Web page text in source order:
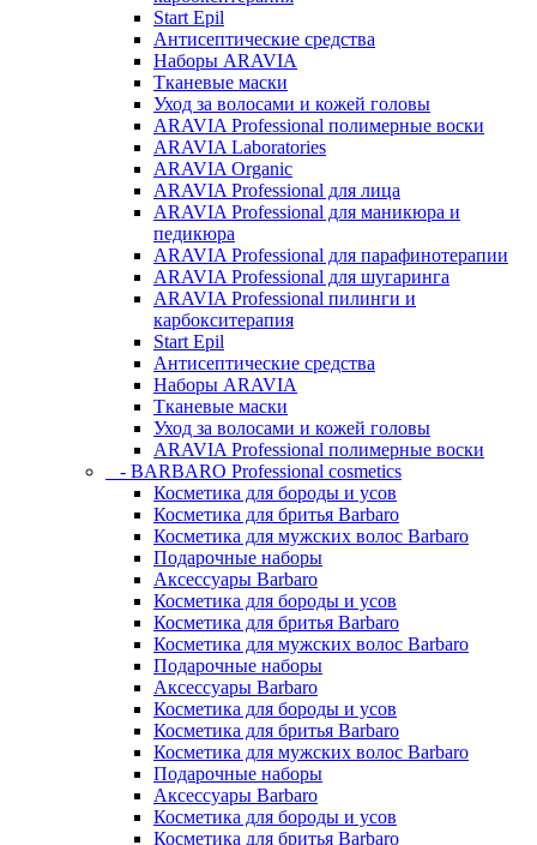
Start Epil
Антисептические средства
Наборы ARAVIA
Тканевые маски
Уход за волосами и кожей головы
ARAVIA Professional полимерные воски
ARAVIA Laboratories
ARAVIA Organic
ARAVIA Professional для лица
ARAVIA Professional для маникюра и
педикюра
ARAVIA Professional для парафинотерапии
ARAVIA Professional для шугаринга
ARAVIA Professional пилинги и
карбокситерапия
Start Epil
Антисептические средства
Наборы ARAVIA
Тканевые маски
Уход за волосами и кожей головы
ARAVIA Professional полимерные воски
- BARBARO Professional cosmetics
Косметика для бороды и усов
Косметика для бритья Barbaro
Косметика для мужских волос Barbaro
Подарочные наборы
Аксессуары Barbaro
Косметика для бороды и усов
Косметика для бритья Barbaro
Косметика для мужских волос Barbaro
Подарочные наборы
Аксессуары Barbaro
Косметика для бороды и усов
Косметика для бритья Barbaro
Косметика для мужских волос Barbaro
Подарочные наборы
Аксессуары Barbaro
Косметика для бороды и усов
Косметика для бритья Barbaro